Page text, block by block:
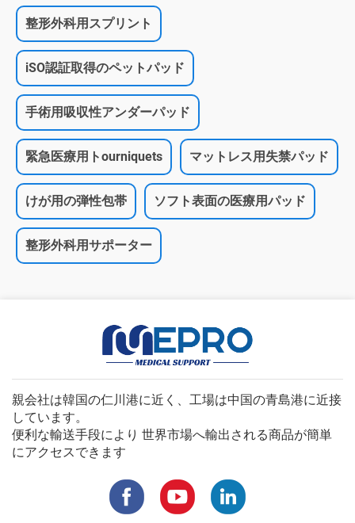
整形外科用スプリント
iSO認証取得のペットパッド
手術用吸収性アンダーパッド
緊急医療用トourniquets マットレス用失禁パッド
けが用の弾性包帯 ソフト表面の医療用パッド
整形外科用サポーター
親会社は韓国の仁川港に近く、工場は中国の青島港に近接
しています。
便利な輸送手段により 世界市場へ輸出される商品が簡単
にアクセスできます